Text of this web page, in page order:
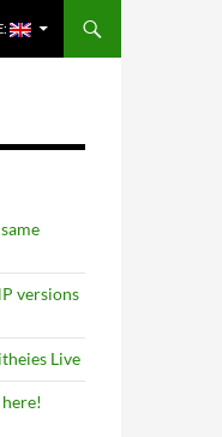
versions
Live